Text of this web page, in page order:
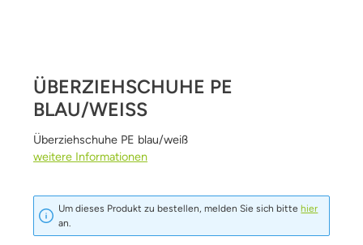
ÜBERZIEHSCHUHE PE
BLAU/WEISS
Überziehschuhe PE blau/weiß
weitere Informationen
Um dieses Produkt zu bestellen, melden Sie sich bitte hier
an.